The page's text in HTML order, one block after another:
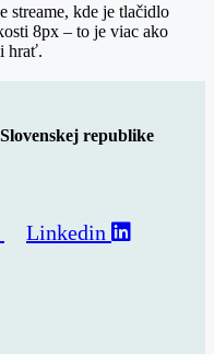
streame, kde je tlačidlo
8px – to je viac ako
hrať.
republike
Linkedin